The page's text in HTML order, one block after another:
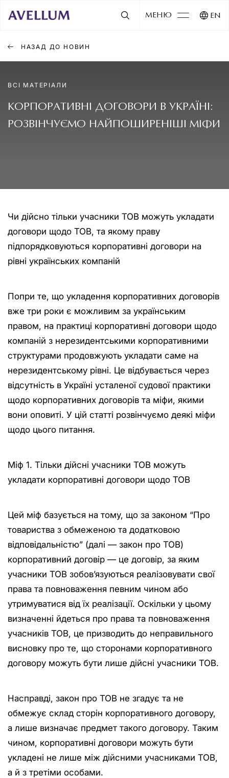
МЕНЮ EN
НАЗАД ДО НОВИН
ВСІ МАТЕРІАЛИ
КОРПОРАТИВНІ ДОГОВОРИ В УКРАЇНІ:
РОЗВІНЧУЄМО НАЙПОШИРЕНІШІ МІФИ
Чи дійсно тільки учасники ТОВ можуть укладати
договори щодо ТОВ, та якому праву
підпорядковуються корпоративні договори на
рівні українських компаній
Попри те, що укладення корпоративних договорів
вже три роки є можливим за українським
правом, на практиці корпоративні договори щодо
компаній з нерезидентськими корпоративними
структурами продовжують укладати саме на
нерезидентському рівні. Це відбувається через
відсутність в Україні усталеної судової практики
щодо корпоративних договорів та міфи, якими
вони оповиті. У цій статті розвінчуємо деякі міфи
щодо цього питання.
Міф 1. Тільки дійсні учасники ТОВ можуть
укладати корпоративні договори щодо ТОВ
Цей міф базується на тому, що за законом “Про
товариства з обмеженою та додатковою
відповідальністю” (далі — закон про ТОВ)
корпоративний договір — це договір, за яким
учасники ТОВ зобов’язуються реалізовувати свої
права та повноваження певним чином або
утримуватися від їх реалізації. Оскільки у цьому
визначенні йдеться про права та повноваження
учасників ТОВ, це призводить до неправильного
висновку про те, що сторонами корпоративного
договору можуть бути лише дійсні учасники ТОВ.
Насправді, закон про ТОВ не згадує та не
обмежує склад сторін корпоративного договору,
а лише визначає предмет такого договору. Таким
чином, корпоративні договори можуть бути
укладені не лише між дійсними учасниками ТОВ,
а й з третіми особами.